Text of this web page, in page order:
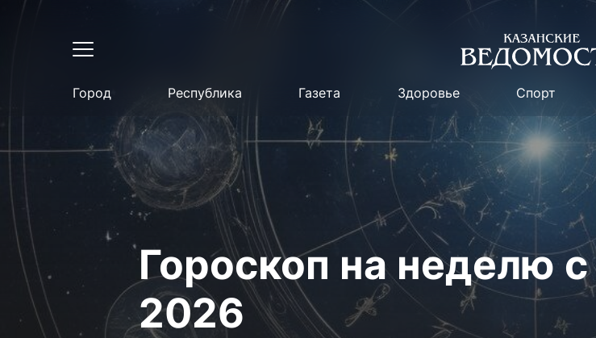
Город Республика Газета Здоровье Спорт
Гороскоп на неделю
2026